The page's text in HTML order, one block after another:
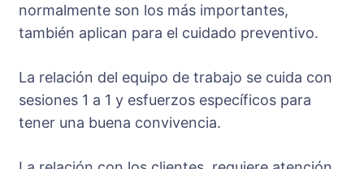
normalmente son los más importantes,
también aplican para el cuidado preventivo.
La relación del equipo de trabajo se cuida con
sesiones 1 a 1 y esfuerzos específicos para
tener una buena convivencia.